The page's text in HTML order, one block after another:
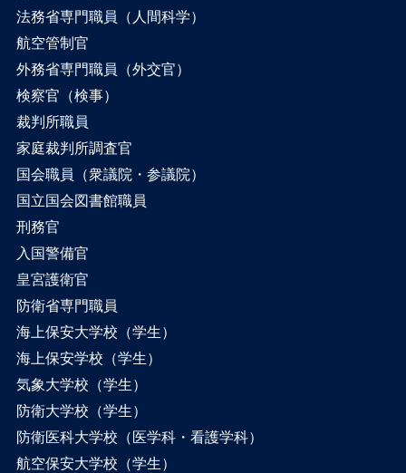
法務省専門職員（人間科学）
航空管制官
外務省専門職員（外交官）
検察官（検事）
裁判所職員
家庭裁判所調査官
国会職員（衆議院・参議院）
国立国会図書館職員
刑務官
入国警備官
皇宮護衛官
防衛省専門職員
海上保安大学校（学生）
海上保安学校（学生）
気象大学校（学生）
防衛大学校（学生）
防衛医科大学校（医学科・看護学科）
航空保安大学校（学生）